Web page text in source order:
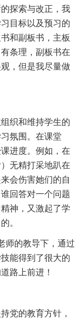
探索与改正，我
目标以及预习的
和副板书，主板
条理，副板书在
，但是我尽量做
织和维持学生的
氛围。在课堂
进度。例如，在
无精打采地趴在
会伤害她们的自
回答对一个问题
神，又激起了学
。
师的教导下，通过
能得到了很大的
路上前进！
党的教育方针，